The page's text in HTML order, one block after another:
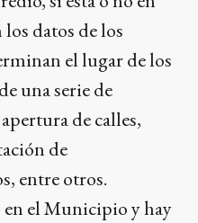
datos de los
el lugar de los
una serie de
de calles,
de
entre otros.
en el Municipio y hay